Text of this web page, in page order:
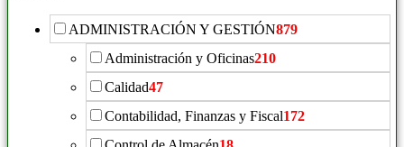
ADMINISTRACIÓN Y GESTIÓN879
Administración y Oficinas210
Calidad47
Contabilidad, Finanzas y Fiscal172